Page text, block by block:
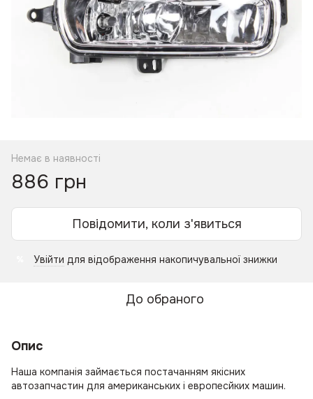
Немає в наявності
886 грн
Повідомити, коли з'явиться
Увійти для відображення накопичувальної знижки
До обраного
Опис
Наша компанія займається постачанням якісних
автозапчастин для американських і европесйких машин.